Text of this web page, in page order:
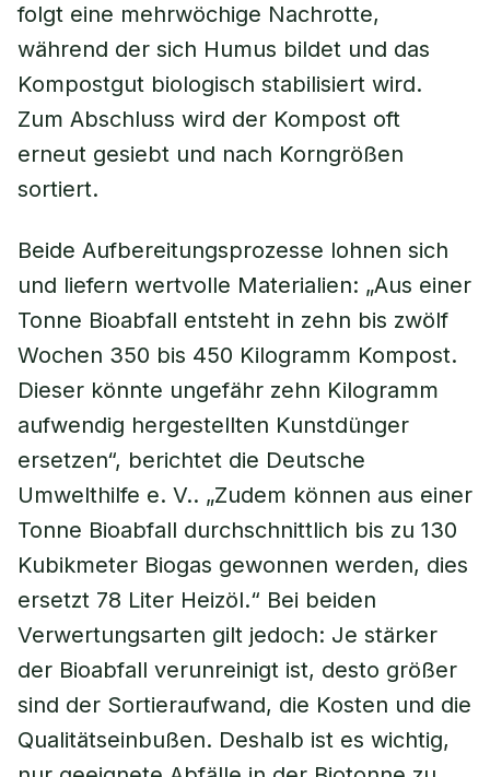
folgt eine mehrwöchige Nachrotte,
während der sich Humus bildet und das
Kompostgut biologisch stabilisiert wird.
Zum Abschluss wird der Kompost oft
erneut gesiebt und nach Korngrößen
sortiert.
Beide Aufbereitungsprozesse lohnen sich
und liefern wertvolle Materialien: „Aus einer
Tonne Bioabfall entsteht in zehn bis zwölf
Wochen 350 bis 450 Kilogramm Kompost.
Dieser könnte ungefähr zehn Kilogramm
aufwendig hergestellten Kunstdünger
ersetzen“, berichtet die Deutsche
Umwelthilfe e. V.. „Zudem können aus einer
Tonne Bioabfall durchschnittlich bis zu 130
Kubikmeter Biogas gewonnen werden, dies
ersetzt 78 Liter Heizöl.“ Bei beiden
Verwertungsarten gilt jedoch: Je stärker
der Bioabfall verunreinigt ist, desto größer
sind der Sortieraufwand, die Kosten und die
Qualitätseinbußen. Deshalb ist es wichtig,